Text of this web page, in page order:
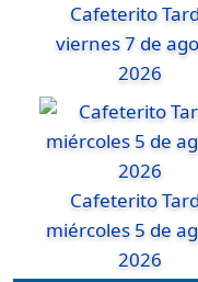
Cafeterito
viernes 7 de
2026
Cafeterito
miércoles 5 de
2026